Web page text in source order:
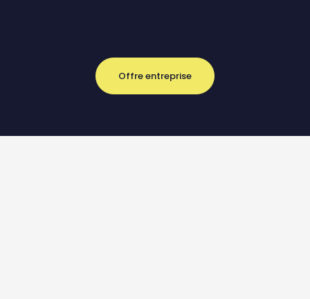
Offre entreprise